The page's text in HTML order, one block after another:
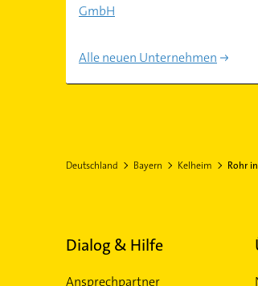
GmbH
Alle neuen Unternehmen
Deutschland Bayern Kelheim Rohr
Dialog & Hilfe
Ansprechpartner